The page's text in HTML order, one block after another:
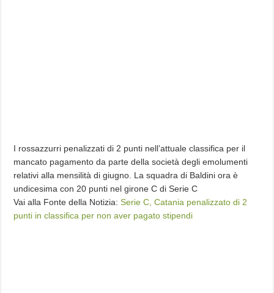
I rossazzurri penalizzati di 2 punti nell’attuale classifica per il
mancato pagamento da parte della società degli emolumenti
relativi alla mensilità di giugno. La squadra di Baldini ora è
undicesima con 20 punti nel girone C di Serie C
Vai alla Fonte della Notizia:Serie C, Catania penalizzato di 2
punti in classifica per non aver pagato stipendi